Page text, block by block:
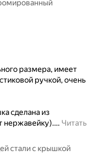
размера, имеет
ручкой, очень
сделана из
нержавейку).… Читать
стали с крышкой